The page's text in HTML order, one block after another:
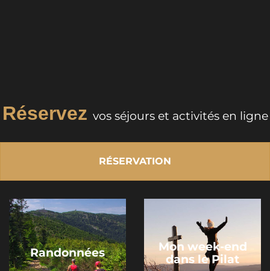
Réservez vos séjours et activités en ligne
RÉSERVATION
Randonnées
Mon week-end
dans le Pilat